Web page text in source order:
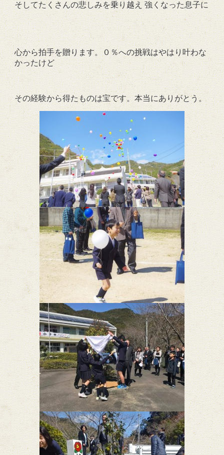
そしてたくさんの悲しみを乗り越え 強くなった息子に
心から拍手を贈ります。０％への挑戦はやはり叶わな
かったけど
その経験から得たものは宝です。本当にありがとう。